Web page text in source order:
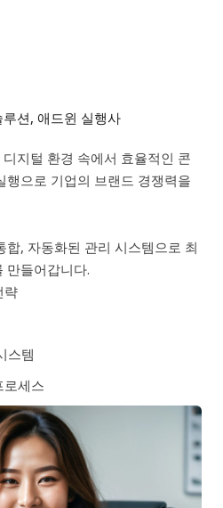
션, 애드윈 실행사
지털 환경 속에서 효율적인 콘
행으로 기업의 브랜드 경쟁력을
합, 자동화된 관리 시스템으로 최
만들어갑니다.
략
스템
로세스